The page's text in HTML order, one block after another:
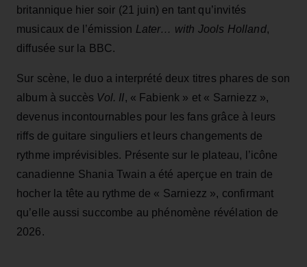
britannique hier soir (21 juin) en tant qu’invités
musicaux de l’émission Later… with Jools Holland,
diffusée sur la BBC.
Sur scène, le duo a interprété deux titres phares de son
album à succès Vol. II, « Fabienk » et « Sarniezz »,
devenus incontournables pour les fans grâce à leurs
riffs de guitare singuliers et leurs changements de
rythme imprévisibles. Présente sur le plateau, l’icône
canadienne Shania Twain a été aperçue en train de
hocher la tête au rythme de « Sarniezz », confirmant
qu’elle aussi succombe au phénomène révélation de
2026.